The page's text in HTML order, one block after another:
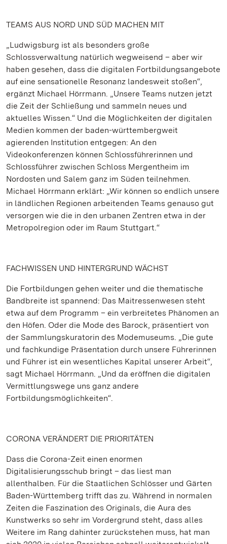
TEAMS AUS NORD UND SÜD MACHEN MIT
„Ludwigsburg ist als besonders große
Schlossverwaltung natürlich wegweisend – aber wir
haben gesehen, dass die digitalen Fortbildungsangebote
auf eine sensationelle Resonanz landesweit stoßen“,
ergänzt Michael Hörrmann. „Unsere Teams nutzen jetzt
die Zeit der Schließung und sammeln neues und
aktuelles Wissen.“ Und die Möglichkeiten der digitalen
Medien kommen der baden-württembergweit
agierenden Institution entgegen: An den
Videokonferenzen können Schlossführerinnen und
Schlossführer zwischen Schloss Mergentheim im
Nordosten und Salem ganz im Süden teilnehmen.
Michael Hörrmann erklärt: „Wir können so endlich unsere
in ländlichen Regionen arbeitenden Teams genauso gut
versorgen wie die in den urbanen Zentren etwa in der
Metropolregion oder im Raum Stuttgart.“
FACHWISSEN UND HINTERGRUND WÄCHST
Die Fortbildungen gehen weiter und die thematische
Bandbreite ist spannend: Das Maitressenwesen steht
etwa auf dem Programm – ein verbreitetes Phänomen an
den Höfen. Oder die Mode des Barock, präsentiert von
der Sammlungskuratorin des Modemuseums. „Die gute
und fachkundige Präsentation durch unsere Führerinnen
und Führer ist ein wesentliches Kapital unserer Arbeit“,
sagt Michael Hörrmann. „Und da eröffnen die digitalen
Vermittlungswege uns ganz andere
Fortbildungsmöglichkeiten“.
CORONA VERÄNDERT DIE PRIORITÄTEN
Dass die Corona-Zeit einen enormen
Digitalisierungsschub bringt – das liest man
allenthalben. Für die Staatlichen Schlösser und Gärten
Baden-Württemberg trifft das zu. Während in normalen
Zeiten die Faszination des Originals, die Aura des
Kunstwerks so sehr im Vordergrund steht, dass alles
Weitere im Rang dahinter zurückstehen muss, hat man